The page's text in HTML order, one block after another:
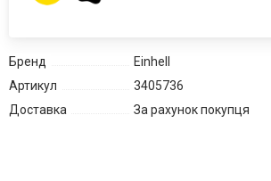
Бренд
Einhell
Артикул
3405736
Доставка
За рахунок покупця